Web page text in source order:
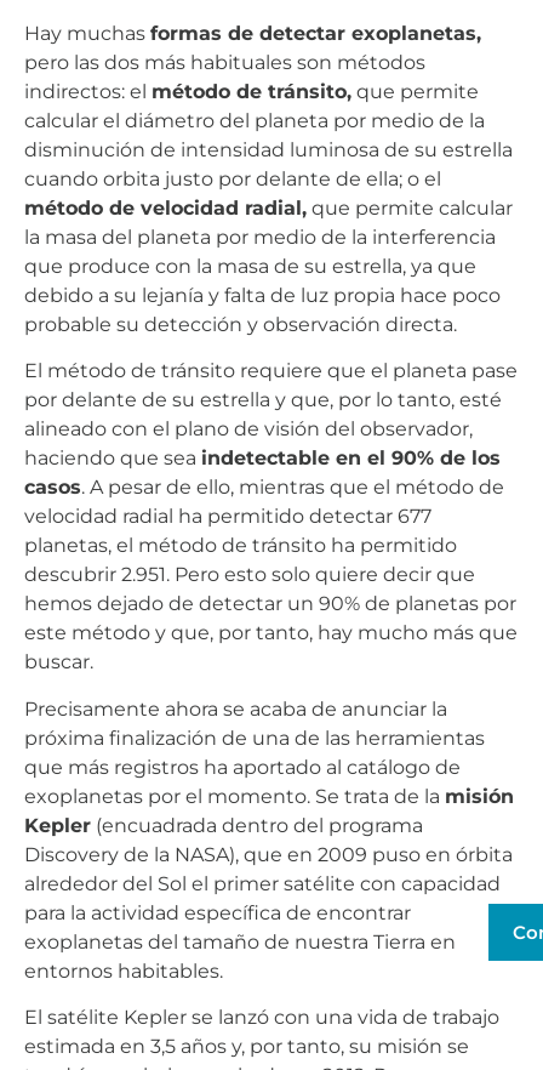
Hay muchas formas de detectar exoplanetas,
pero las dos más habituales son métodos
indirectos: el método de tránsito, que permite
calcular el diámetro del planeta por medio de la
disminución de intensidad luminosa de su estrella
cuando orbita justo por delante de ella; o el
método de velocidad radial, que permite calcular
la masa del planeta por medio de la interferencia
que produce con la masa de su estrella, ya que
debido a su lejanía y falta de luz propia hace poco
probable su detección y observación directa.
El método de tránsito requiere que el planeta pase
por delante de su estrella y que, por lo tanto, esté
alineado con el plano de visión del observador,
haciendo que sea indetectable en el 90% de los
casos. A pesar de ello, mientras que el método de
velocidad radial ha permitido detectar 677
planetas, el método de tránsito ha permitido
descubrir 2.951. Pero esto solo quiere decir que
hemos dejado de detectar un 90% de planetas por
este método y que, por tanto, hay mucho más que
buscar.
Precisamente ahora se acaba de anunciar la
próxima finalización de una de las herramientas
que más registros ha aportado al catálogo de
exoplanetas por el momento. Se trata de la misión
Kepler (encuadrada dentro del programa
Discovery de la NASA), que en 2009 puso en órbita
alrededor del Sol el primer satélite con capacidad
para la actividad específica de encontrar
exoplanetas del tamaño de nuestra Tierra en
entornos habitables.
El satélite Kepler se lanzó con una vida de trabajo
estimada en 3,5 años y, por tanto, su misión se